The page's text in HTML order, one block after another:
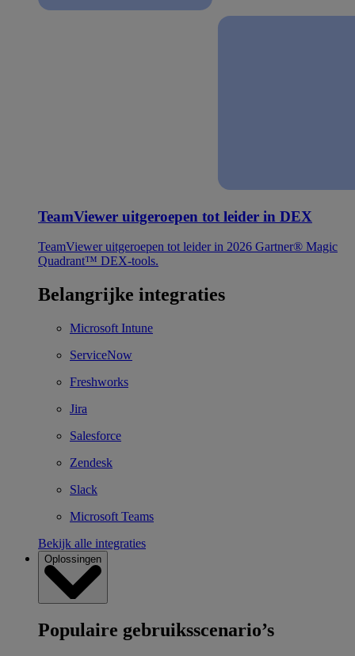
TeamViewer uitgeroepen tot leider in DEX
TeamViewer uitgeroepen tot leider in 2026 Gartner® Magic
Quadrant™ DEX-tools.
Belangrijke integraties
Microsoft Intune
ServiceNow
Freshworks
Jira
Salesforce
Zendesk
Slack
Microsoft Teams
Bekijk alle integraties
Oplossingen
Populaire gebruiksscenario’s